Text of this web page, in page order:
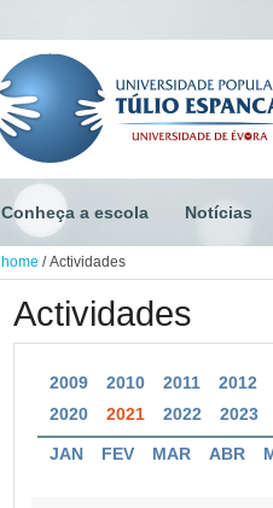
Conheça a escola Notícias
home / Actividades
Actividades
2009 2010 2011 2012
2020
2021 2022 2023
JAN FEV MAR ABR